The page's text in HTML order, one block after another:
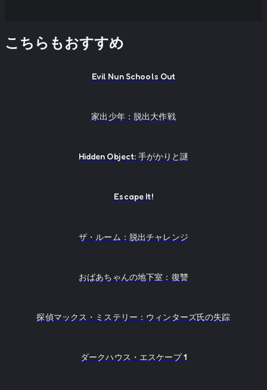
こちらもおすすめ
Evil Nun Schools Out
家出少年：脱出大作戦
Hidden Object: 手がかりと謎
Escape It!
ザ・ルーム：脱出チャレンジ
おばあちゃんの地下室：復讐
探偵マックス・ミステリー：ウィンターズ氏の失踪
ダークハウス・エスケープ 1